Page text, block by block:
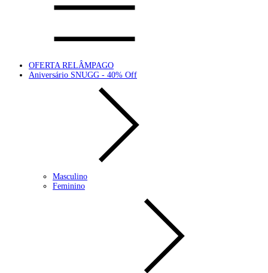
OFERTA RELÂMPAGO
Aniversário SNUGG - 40% Off
Masculino
Feminino